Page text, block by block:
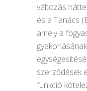
változás
és a Tanács
amely a
szerződések
funkció